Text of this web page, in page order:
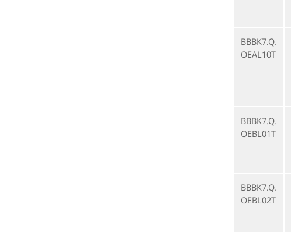
BBBK7.Q.
OEAL10T
BBBK7.Q.
OEBL01T
BBBK7.Q.
OEBL02T